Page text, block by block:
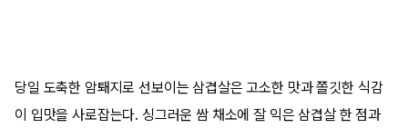
당일 도축한 암퇘지로 선보이는 삼겹살은 고소한 맛과 쫄깃한 식감
이 입맛을 사로잡는다. 싱그러운 쌈 채소에 잘 익은 삼겹살 한 점과